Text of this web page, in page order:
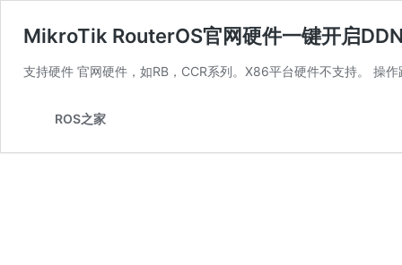
MikroTik RouterOS官网硬件一键开启
支持硬件 官网硬件，如RB，CCR系列。X86平台硬件不支持。 操
ROS之家